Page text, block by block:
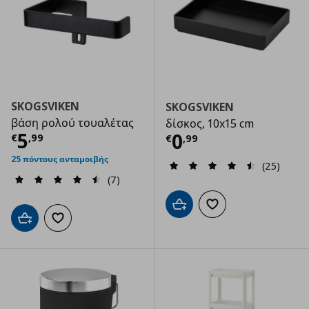
SKOGSVIKEN
βάση ρολού τουαλέτας
€5,99
Τρέχουσα τιμή € 5,99
25 πόντους ανταμοιβής
(7)
Προσθήκη στο καλάθι
Προσθήκη στα αγαπημένα
SKOGSVIKEN
δίσκος, 10x15 cm
€0,99
Τρέχουσα
(25)
Προσθήκη στο καλάθι
Προσθήκη στα